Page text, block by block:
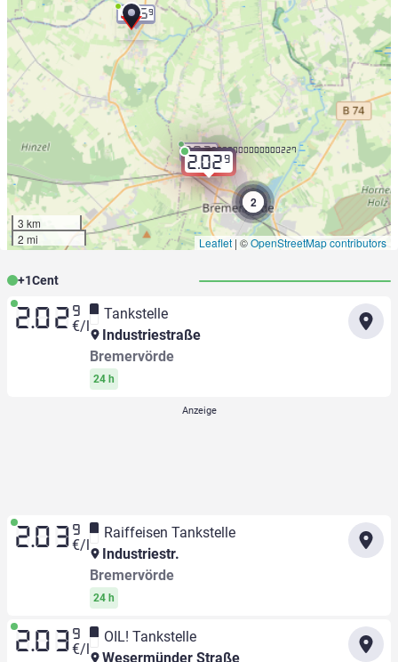
2.029
2.059
2.039.000000000000227
2
3 km
2 mi
Leaflet | ©OpenStreetMap contributors
+1Cent
2.02 9
€/l
Tankstelle
Industriestraße
Bremervörde
24 h
2.03 9
€/l
Raiffeisen Tankstelle
Industriestr.
Bremervörde
24 h
2.03 9
€/l
OIL! Tankstelle
Wesermünder Straße